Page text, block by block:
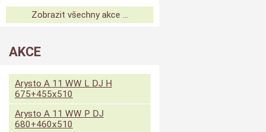
Zobrazit všechny akce ...
AKCE
Arysto A 11 WW L DJ H
675+455x510
Arysto A 11 WW P DJ
680+460x510